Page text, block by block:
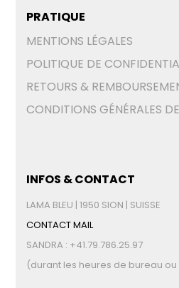
PRATIQUE
MENTIONS LÉGALES
POLITIQUE DE
RETOURS &
CONDITIONS GÉNÉRALES
INFOS & CONTACT
LAMA BLEU | 1950 SION | SUISSE
CONTACT MAIL
SANDRA : +41.79.786.25.97
(durant les heures de bureau